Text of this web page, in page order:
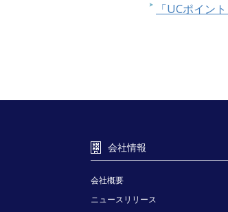
「UCポイン
会社情報
会社概要
ニュースリリース